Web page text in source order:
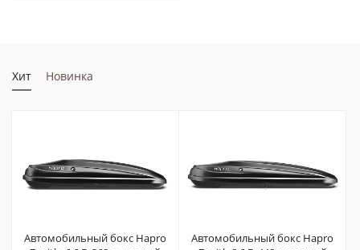
Хит Новинка
Автомобильный бокс Hapro
Автомобильный бокс Hapro